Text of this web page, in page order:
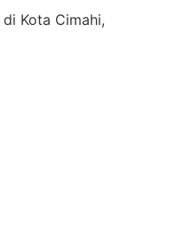
Kota Cimahi,